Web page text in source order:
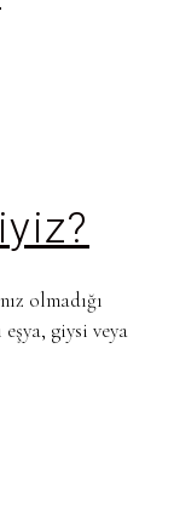
olmadığı
giysi veya